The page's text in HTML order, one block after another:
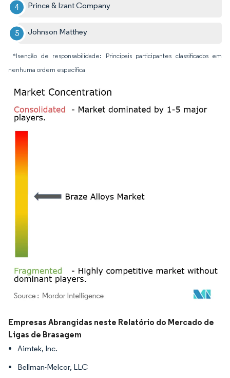
Prince & Izant Company
Johnson Matthey
*Isenção de responsabilidade: Principais participantes classificados em
nenhuma ordem específica
Imagem © Mordor Intelligence. O reuso requer atribuição conforme CC BY 4.0.
Empresas Abrangidas neste Relatório do Mercado de
Ligas de Brasagem
Aimtek, Inc.
Bellman-Melcor, LLC